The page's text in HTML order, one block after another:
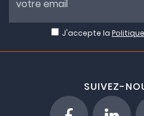
J'accepte la
SUIVEZ-